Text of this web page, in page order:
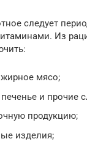
следует
Из
мясо;
и прочие
продукцию;
изделия;